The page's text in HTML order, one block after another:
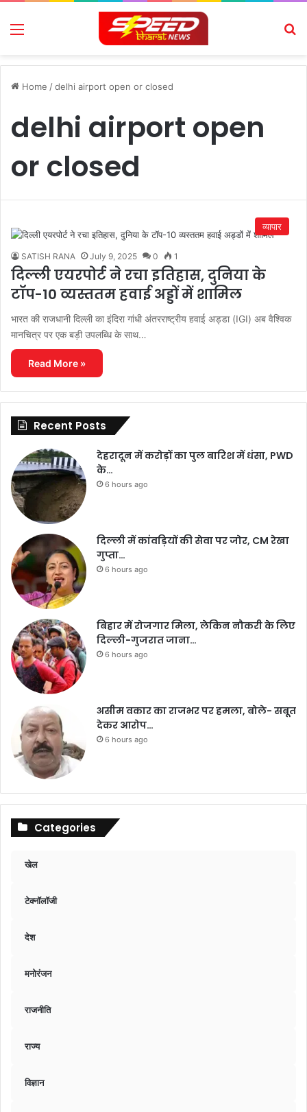
Menu
Home /delhi airport open or closed
delhi airport open
or closed
व्यापार
SATISH RANA July 9, 2025 0 1
दिल्ली एयरपोर्ट ने रचा इतिहास, दुनिया के
टॉप-10 व्यस्ततम हवाई अड्डों में शामिल
भारत की राजधानी दिल्ली का इंदिरा गांधी अंतरराष्ट्रीय हवाई अड्डा (IGI) अब वैश्विक
मानचित्र पर एक बड़ी उपलब्धि के साथ…
Read More »
Recent Posts
देहरादून में करोड़ों का पुल बारिश में धंसा, PWD
के…
6 hours ago
दिल्ली में कांवड़ियों की सेवा पर जोर, CM रेखा
गुप्ता…
6 hours ago
बिहार में रोजगार मिला, लेकिन नौकरी के लिए
दिल्ली-गुजरात जाना…
6 hours ago
असीम वकार का राजभर पर हमला, बोले- सबूत
देकर आरोप…
6 hours ago
Categories
खेल
टेक्नॉलॉजी
देश
मनोरंजन
राजनीति
राज्य
विज्ञान